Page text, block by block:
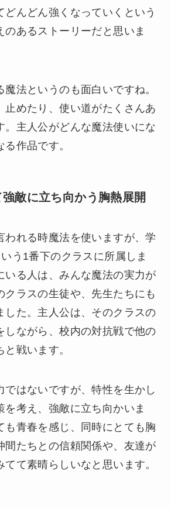
どんどん強くなっていくという
のあるストーリーだと思いま
法というのも面白いですね。
止めたり、使い道がたくさんあ
。主人公がどんな魔法使いにな
作品です。
敵に立ち向かう胸熱展開
われる時魔法を使いますが、学
う1番下のクラスに所属しま
いる人は、みんな魔法の実力が
クラスの生徒や、先生たちにも
した。主人公は、そのクラスの
しながら、校内の対抗戦で他の
戦います。
ではないですが、特性を生かし
を考え、強敵に立ち向かいま
も青春を感じ、同時にとても胸
間たちとの信頼関係や、友達が
て素晴らしいなと思います。